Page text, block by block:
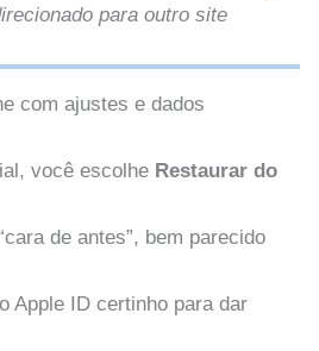
para outro site
com ajustes e dados
você escolhe Restaurar do
de antes”, bem parecido
Apple ID certinho para dar